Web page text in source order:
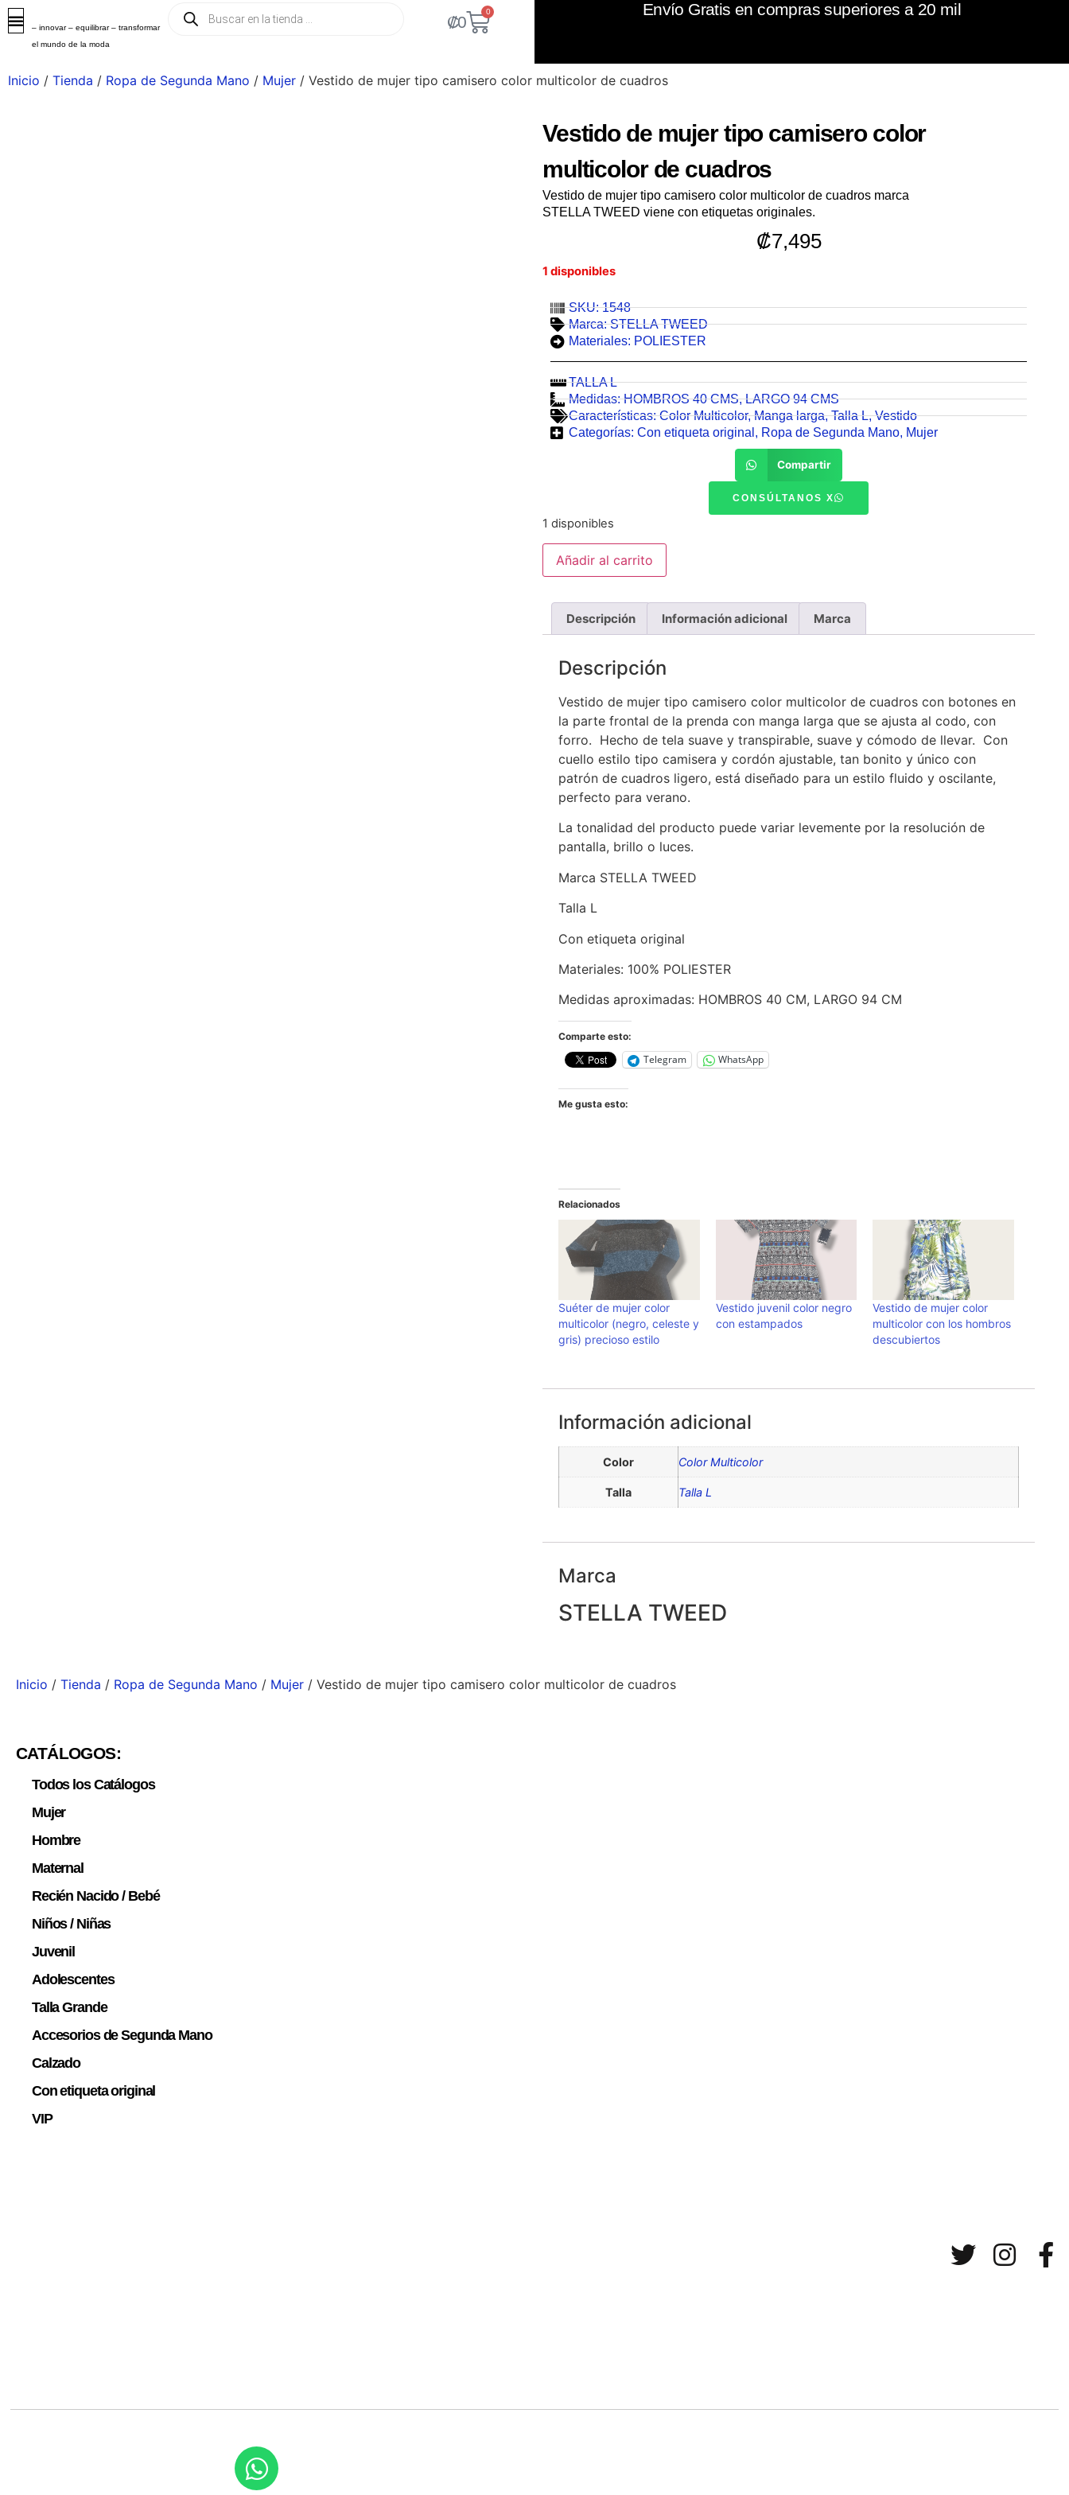
– innovar – equilibrar – transformar
el mundo de la moda
₡0
0 Envío Gratis en compras superiores a 20 mil
Inicio / Tienda / Ropa de Segunda Mano / Mujer / Vestido de mujer tipo camisero color multicolor de cuadros
Vestido de mujer tipo camisero color
multicolor de cuadros
Vestido de mujer tipo camisero color multicolor de cuadros marca
STELLA TWEED viene con etiquetas originales.
₡7,495
1 disponibles
SKU: 1548
Marca:STELLA TWEED
Materiales: POLIESTER
TALLA L
Medidas:HOMBROS 40 CMS,LARGO 94 CMS
Características:Color Multicolor,Manga larga,Talla L,Vestido
Categorías: Con etiqueta original , Ropa de Segunda Mano, Mujer
Compartir
CONSÚLTANOS X
1 disponibles
Añadir al carrito
Descripción Información adicional Marca
Descripción
Vestido de mujer tipo camisero color multicolor de cuadros con botones en
la parte frontal de la prenda con manga larga que se ajusta al codo, con
forro. Hecho de tela suave y transpirable, suave y cómodo de llevar. Con
cuello estilo tipo camisera y cordón ajustable, tan bonito y único con
patrón de cuadros ligero, está diseñado para un estilo fluido y oscilante,
perfecto para verano.
La tonalidad del producto puede variar levemente por la resolución de
pantalla, brillo o luces.
Marca STELLA TWEED
Talla L
Con etiqueta original
Materiales: 100% POLIESTER
Medidas aproximadas: HOMBROS 40 CM, LARGO 94 CM
Comparte esto:
Telegram WhatsApp
Me gusta esto:
Relacionados
Suéter de mujer color
multicolor (negro, celeste y
gris) precioso estilo
Vestido juvenil color negro
con estampados
Vestido de mujer color
multicolor con los hombros
descubiertos
Información adicional
Color Color Multicolor
Talla Talla L
Marca
STELLA TWEED
Inicio / Tienda / Ropa de Segunda Mano / Mujer / Vestido de mujer tipo camisero color multicolor de cuadros
CATÁLOGOS:
Todos los Catálogos
Mujer
Hombre
Maternal
Recién Nacido / Bebé
Niños / Niñas
Juvenil
Adolescentes
Talla Grande
Accesorios de Segunda Mano
Calzado
Con etiqueta original
VIP